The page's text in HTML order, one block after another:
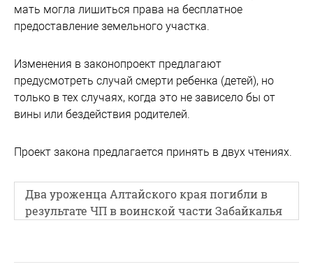
мать могла лишиться права на бесплатное
предоставление земельного участка.
Изменения в законопроект предлагают
предусмотреть случай смерти ребенка (детей), но
только в тех случаях, когда это не зависело бы от
вины или бездействия родителей.
Проект закона предлагается принять в двух чтениях.
Два уроженца Алтайского края погибли в
результате ЧП в воинской части Забайкалья